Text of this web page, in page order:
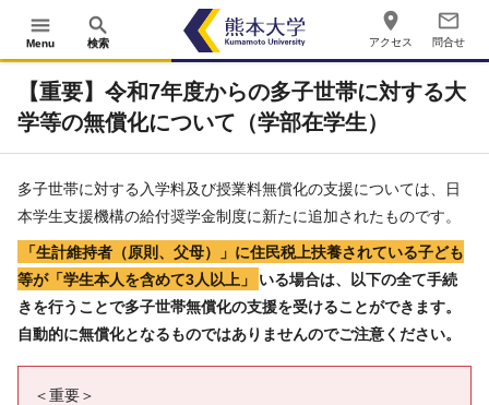
menu
Menu
search
検索
place
アクセス
mail_outline
問合せ
【重要】令和7年度からの多子世帯に対する大
学等の無償化について（学部在学生）
多子世帯に対する入学料及び授業料無償化の支援については、日
本学生支援機構の給付奨学金制度に新たに追加されたものです。
「生計維持者（原則、父母）」に住民税上扶養されている子ども
等が「学生本人を含めて3人以上」
いる場合は、以下の全て手続
きを行うことで多子世帯無償化の支援を受けることができます。
自動的に無償化となるものではありませんのでご注意ください。
＜重要＞